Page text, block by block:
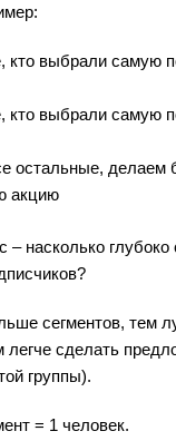
кто выбрали самую
кто выбрали самую
остальные, делаем
акцию
– насколько глубоко
сегментов, тем
легче сделать
группы).
= 1 человек.